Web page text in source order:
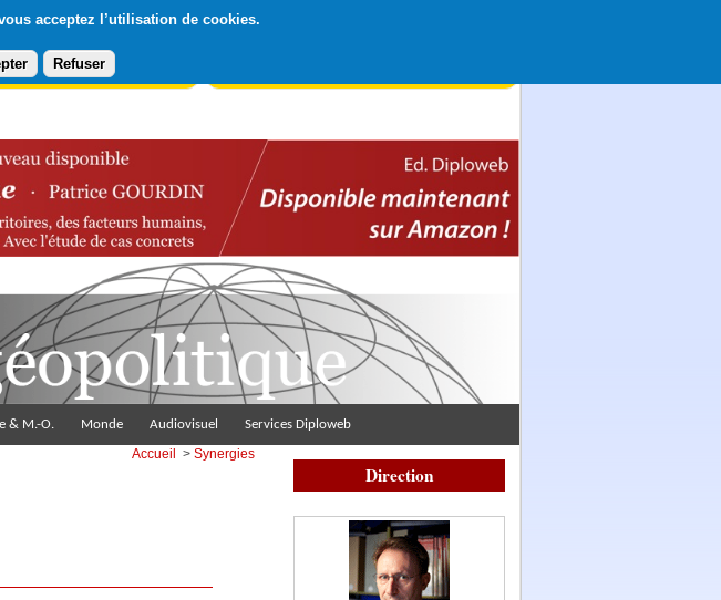
acceptez l’utilisation de cookies.
Refuser
à la Lettre du Diploweb
& M.-O. Monde Audiovisuel Services Diploweb
Accueil >Synergies
Direction